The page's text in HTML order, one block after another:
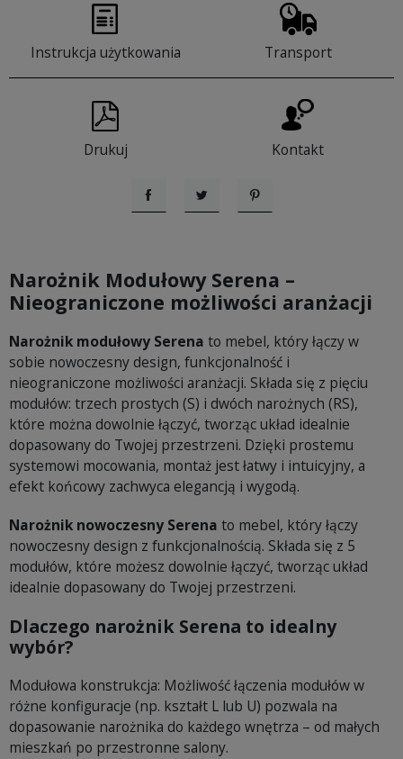
Instrukcja użytkowania Transport
Drukuj Kontakt
UdostępnijTweetujPinterest
Narożnik Modułowy Serena –
Nieograniczone możliwości aranżacji
Narożnik modułowy Serena to mebel, który łączy w
sobie nowoczesny design, funkcjonalność i
nieograniczone możliwości aranżacji. Składa się z pięciu
modułów: trzech prostych (S) i dwóch narożnych (RS),
które można dowolnie łączyć, tworząc układ idealnie
dopasowany do Twojej przestrzeni. Dzięki prostemu
systemowi mocowania, montaż jest łatwy i intuicyjny, a
efekt końcowy zachwyca elegancją i wygodą.
Narożnik nowoczesny Serena to mebel, który łączy
nowoczesny design z funkcjonalnością. Składa się z 5
modułów, które możesz dowolnie łączyć, tworząc układ
idealnie dopasowany do Twojej przestrzeni.
Dlaczego narożnik Serena to idealny
wybór?
Modułowa konstrukcja: Możliwość łączenia modułów w
różne konfiguracje (np. kształt L lub U) pozwala na
dopasowanie narożnika do każdego wnętrza – od małych
mieszkań po przestronne salony.